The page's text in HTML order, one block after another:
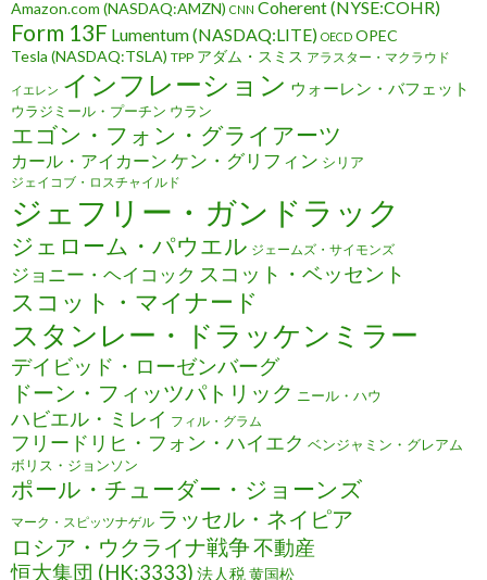
Amazon.com (NASDAQ:AMZN) CNN Coherent (NYSE:COHR)
Form 13F Lumentum (NASDAQ:LITE) OECD OPEC
Tesla (NASDAQ:TSLA) TPP アダム・スミス アラスター・マクラウド
イエレン インフレーション ウォーレン・バフェット
ウラジミール・プーチン ウラン
エゴン・フォン・グライアーツ
カール・アイカーン ケン・グリフィン シリア
ジェイコブ・ロスチャイルド
ジェフリー・ガンドラック
ジェローム・パウエル ジェームズ・サイモンズ
ジョニー・ヘイコック スコット・ベッセント
スコット・マイナード
スタンレー・ドラッケンミラー
デイビッド・ローゼンバーグ
ドーン・フィッツパトリック ニール・ハウ
ハビエル・ミレイ フィル・グラム
フリードリヒ・フォン・ハイエク ベンジャミン・グレアム
ボリス・ジョンソン
ポール・チューダー・ジョーンズ
マーク・スピッツナゲル ラッセル・ネイピア
ロシア・ウクライナ戦争不動産
恒大集団 (HK:3333) 法人税黄国松